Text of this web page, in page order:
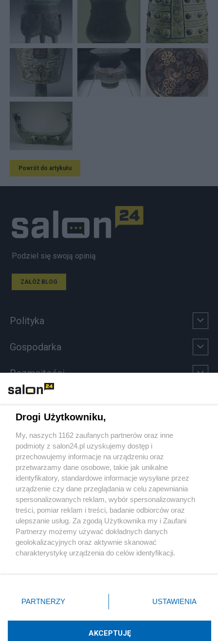
Powrót do artykułu
Podziel się swoją opinią
ZAŁÓŻ BLOG
Polityka
Gospodarka
Rozmaitości
Sport
Społeczeństwo
Kultura
X Facebook Instagram Youtube
Drogi Użytkowniku,
My, naszych 1162 zaufanych partnerów oraz inne
podmioty z salon24.pl uzyskujemy dostęp i
przechowujemy informacje na urządzeniu oraz
przetwarzamy dane osobowe, takie jak unikalne
identyfikatory, standardowe informacje wysyłane przez
urządzenie czy dane przeglądania w celu zapewniania
spersonalizowanych reklam, wybór spersonalizowanych
treści, pomiar reklam i treści, badanie odbiorców oraz
ulepszanie usług. Za zgodą Użytkownika my i Zaufani
Partnerzy możemy używać dokładnych danych
geolokalizacyjnych oraz aktywnie skanować
charakterystykę urządzenia do celów identyfikacji.
zmienić/wycofać klikając przycisk ustawień prywatności
znajdujący się w lewym dolnym rogu strony
rodzaje przetwarzania danych nie wymagają zgody
użytkownika, ale masz prawo sprzeciwić się takiemu
PARTNERZY USTAWIENIA
AKCEPTUJĘ